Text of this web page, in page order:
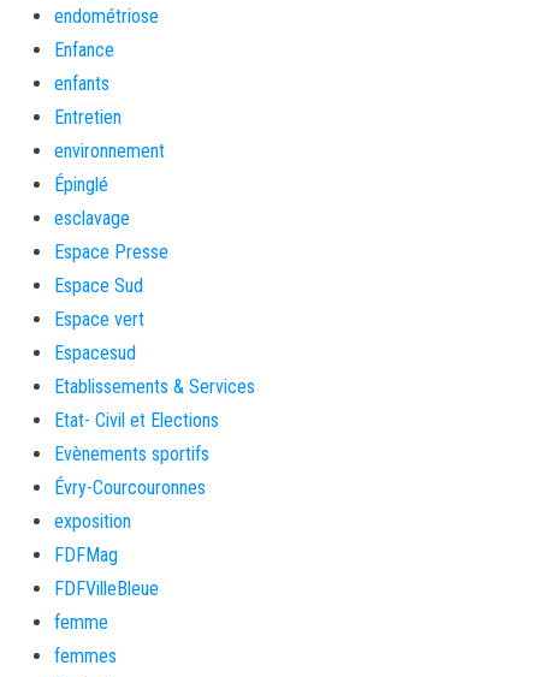
endométriose
Enfance
enfants
Entretien
environnement
Épinglé
esclavage
Espace Presse
Espace Sud
Espace vert
Espacesud
Etablissements & Services
Etat- Civil et Elections
Evènements sportifs
Évry-Courcouronnes
exposition
FDFMag
FDFVilleBleue
femme
femmes